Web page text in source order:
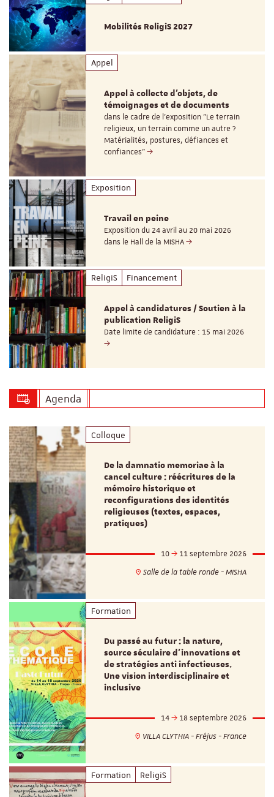
Mobilités ReligiS 2027
Appel
Appel à collecte d'objets, de
témoignages et de documents
dans le cadre de l'exposition "Le terrain
religieux, un terrain comme un autre ?
Matérialités, postures, défiances et
confiances"
Exposition
Travail en peine
Exposition du 24 avril au 20 mai 2026
dans le Hall de la MISHA
ReligiS Financement
Appel à candidatures / Soutien à la
publication ReligiS
Date limite de candidature : 15 mai 2026
Agenda
Colloque
De la damnatio memoriae à la
cancel culture : réécritures de la
mémoire historique et
reconfigurations des identités
religieuses (textes, espaces,
pratiques)
10
11 septembre 2026
Salle de la table ronde - MISHA
Formation
Du passé au futur : la nature,
source séculaire d’innovations et
de stratégies anti infectieuses.
Une vision interdisciplinaire et
inclusive
14
18 septembre 2026
VILLA CLYTHIA - Fréjus - France
Formation ReligiS